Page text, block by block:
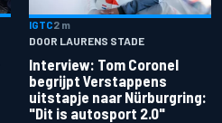
IGTC2 m
DOOR LAURENS STADE
Interview: Tom Coronel
begrijpt Verstappens
uitstapje naar Nürburgring:
"Dit is autosport 2.0"